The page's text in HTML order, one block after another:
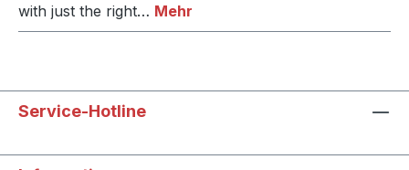
with just the right… Mehr
Service-Hotline